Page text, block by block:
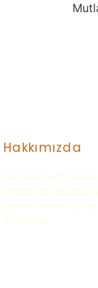
Hakkımızda
Gök Kamp, doğanın
keşfetmek, doğayla
isteyen herkes için
kulübüdür.